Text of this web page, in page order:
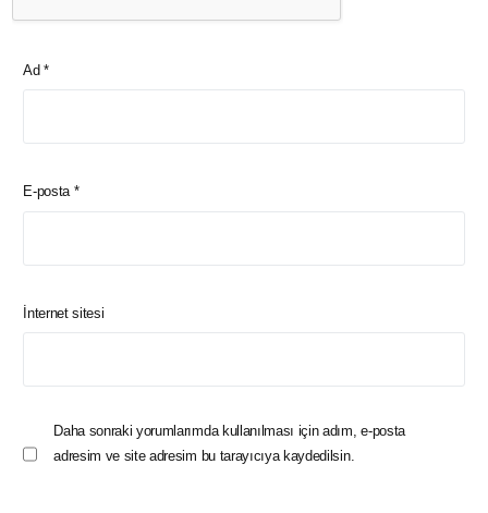
Ad*
E-posta *
İnternet sitesi
Daha sonraki yorumlarımda kullanılması için adım, e-posta
adresim ve site adresim bu tarayıcıya kaydedilsin.